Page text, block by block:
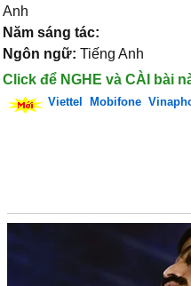
Anh
Năm sáng tác:
Ngôn ngữ: Tiếng Anh
Click để NGHE và CÀI bài
Viettel Mobifone